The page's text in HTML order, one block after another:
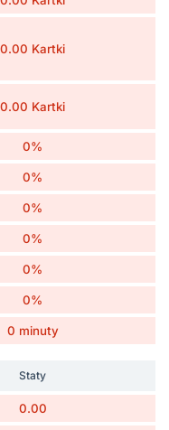
0.00 Kartki
0.00 Kartki
0%
0%
0%
0%
0%
0%
0 minuty
Staty
0.00